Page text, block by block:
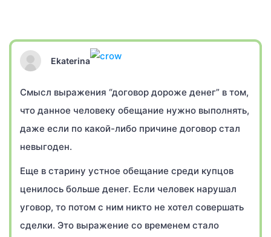
Ekaterina
Смысл выражения “договор дороже денег” в том,
что данное человеку обещание нужно выполнять,
даже если по какой-либо причине договор стал
невыгоден.
Еще в старину устное обещание среди купцов
ценилось больше денег. Если человек нарушал
уговор, то потом с ним никто не хотел совершать
сделки. Это выражение со временем стало